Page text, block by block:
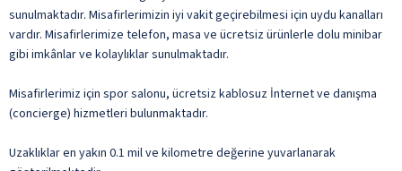
sunulmaktadır. Misafirlerimizin iyi vakit geçirebilmesi için uydu kanalları
vardır. Misafirlerimize telefon, masa ve ücretsiz ürünlerle dolu minibar
gibi imkânlar ve kolaylıklar sunulmaktadır.
Misafirlerimiz için spor salonu, ücretsiz kablosuz İnternet ve danışma
(concierge) hizmetleri bulunmaktadır.
Uzaklıklar en yakın 0.1 mil ve kilometre değerine yuvarlanarak